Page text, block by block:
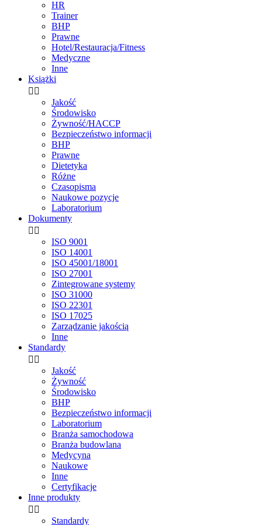
HR
Trainer
BHP
Prawne
Hotel/Restauracja/Fitness
Medyczne
Inne
Książki
 
Jakość
Środowisko
Żywność/HACCP
Bezpieczeństwo informacji
BHP
Prawne
Dietetyka
Różne
Czasopisma
Naukowe pozycje
Laboratorium
Dokumenty
 
ISO 9001
ISO 14001
ISO 45001/18001
ISO 27001
Zintegrowane systemy
ISO 31000
ISO 22301
ISO 17025
Zarządzanie jakością
Inne
Standardy
 
Jakość
Żywność
Środowisko
BHP
Bezpieczeństwo informacji
Laboratorium
Branża samochodowa
Branża budowlana
Medycyna
Naukowe
Inne
Certyfikacje
Inne produkty
 
Standardy